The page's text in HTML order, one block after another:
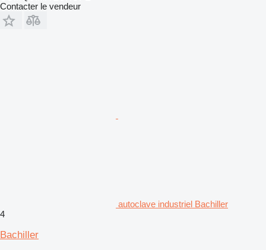
Contacter le vendeur
autoclave industriel Bachiller
4
Bachiller